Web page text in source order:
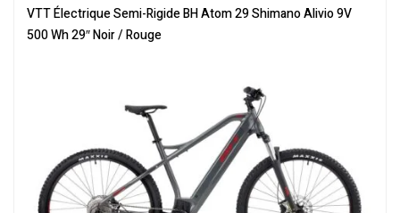
Semi-Rigides,Vélo électrique ville ,Velos Electriques,VTT
Électriques
VTT Électrique Semi-Rigide BH Atom 29 Shimano Alivio 9V
500 Wh 29″ Noir / Rouge